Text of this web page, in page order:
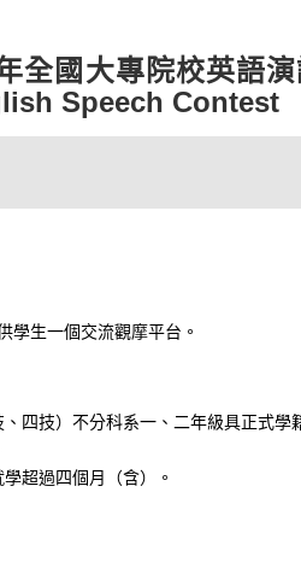
全國大專院校英語
Speech Contest
學生一個交流觀摩平台。
四技）不分科系一、二年級具正式學
超過四個月（含）。